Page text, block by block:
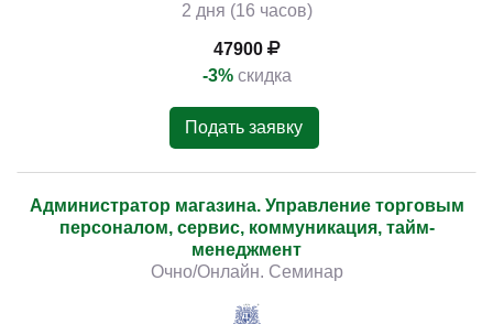
2 дня (16 часов)
47900
-3% скидка
Подать заявку
Администратор магазина. Управление торговым
персоналом, сервис, коммуникация, тайм-
менеджмент
Очно/Онлайн. Семинар